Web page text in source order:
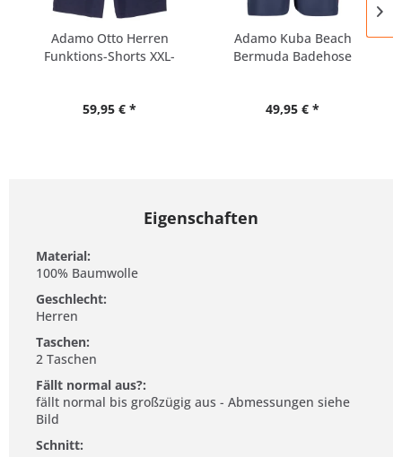
Adamo Otto Herren
Funktions-Shorts XXL-
59,95 € *
Adamo Kuba Beach
Bermuda Badehose
49,95 € *
Eigenschaften
Material:
100% Baumwolle
Geschlecht:
Herren
Taschen:
2 Taschen
Fällt normal aus?:
fällt normal bis großzügig aus - Abmessungen siehe
Bild
Schnitt: